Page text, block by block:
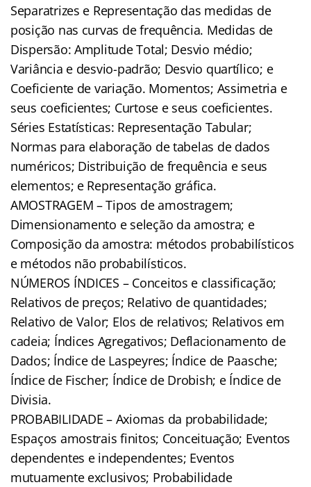
Separatrizes e Representação das medidas de
posição nas curvas de frequência. Medidas de
Dispersão: Amplitude Total; Desvio médio;
Variância e desvio-padrão; Desvio quartílico; e
Coeficiente de variação. Momentos; Assimetria e
seus coeficientes; Curtose e seus coeficientes.
Séries Estatísticas: Representação Tabular;
Normas para elaboração de tabelas de dados
numéricos; Distribuição de frequência e seus
elementos; e Representação gráfica.
AMOSTRAGEM – Tipos de amostragem;
Dimensionamento e seleção da amostra; e
Composição da amostra: métodos probabilísticos
e métodos não probabilísticos.
NÚMEROS ÍNDICES – Conceitos e classificação;
Relativos de preços; Relativo de quantidades;
Relativo de Valor; Elos de relativos; Relativos em
cadeia; Índices Agregativos; Deflacionamento de
Dados; Índice de Laspeyres; Índice de Paasche;
Índice de Fischer; Índice de Drobish; e Índice de
Divisia.
PROBABILIDADE – Axiomas da probabilidade;
Espaços amostrais finitos; Conceituação; Eventos
dependentes e independentes; Eventos
mutuamente exclusivos; Probabilidade